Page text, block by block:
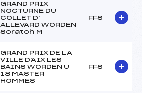
GRAND PRIX
NOCTURNE DU
COLLET D'
ALLEVARD WORDEN
Scratch M
FFS
GRAND PRIX DE LA
VILLE D'AIX LES
BAINS WORDEN U
18 MASTER
HOMMES
FFS